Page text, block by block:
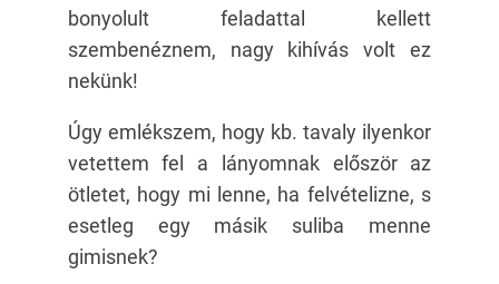
bonyolult feladattal kellett
szembenéznem, nagy kihívás volt ez
nekünk!
Úgy emlékszem, hogy kb. tavaly ilyenkor
vetettem fel a lányomnak először az
ötletet, hogy mi lenne, ha felvételizne, s
esetleg egy másik suliba menne
gimisnek?